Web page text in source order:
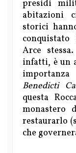
presidi
abitazioni
storici
conquistato
Arce
infatti, è un
Benedicti
questa
monastero
restaurarlo
che